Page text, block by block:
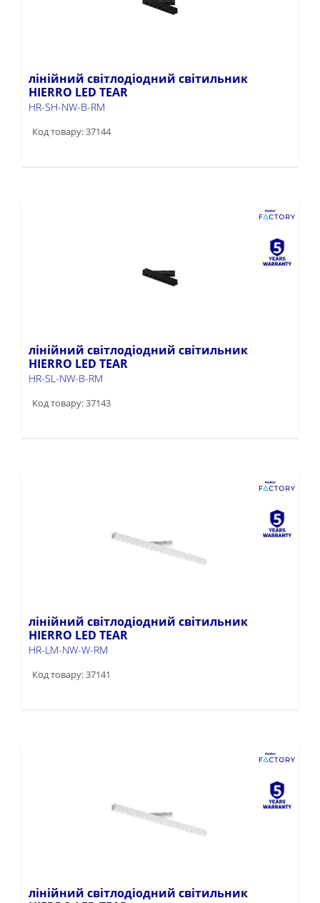
лінійний світлодіодний світильник
HIERRO LED TEAR
HR-SH-NW-B-RM
Код товару: 37144
лінійний світлодіодний світильник
HIERRO LED TEAR
HR-SL-NW-B-RM
Код товару: 37143
лінійний світлодіодний світильник
HIERRO LED TEAR
HR-LM-NW-W-RM
Код товару: 37141
лінійний світлодіодний світильник